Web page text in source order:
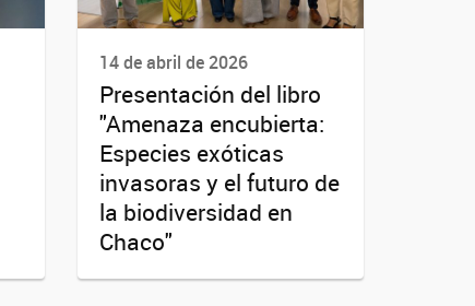
14 de abril de 2026
Presentación del libro
"Amenaza encubierta:
Especies exóticas
invasoras y el futuro de
la biodiversidad en
Chaco"